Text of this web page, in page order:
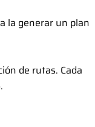
la generar un plan
de rutas. Cada